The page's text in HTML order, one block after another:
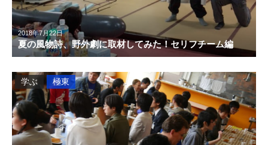
2018年7月22日
夏の風物詩、野外劇に取材してみた！セリフチーム編
学ぶ 極東